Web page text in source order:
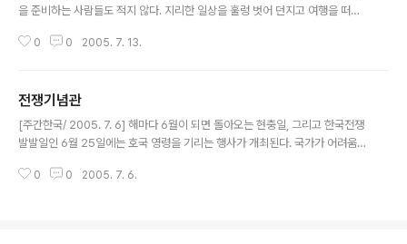
을 준비하는 사람들도 적지 않다. 지리한 일상을 훌렁 벗어 던지고 여행을 떠나
취를 한껏 담은 명소가 곳곳에 숨어있다. 여름에 가장 잘 어울리는 정열적인 중
994년 개관한 중남미문화원 병설박물관(이하 중남미박물관)은 30여 년 간 중
남미 국가 대사로 활동해온 이복형 관장이 1,500여 점의 관련 유물을 모아 설립
한 곳이다. 이 관장이 부인 홍갑표 이사와 함께 꾸려가는 중남미박물관은, 비록..
0 0 2005. 7. 13.
전쟁기념관
[주간한국/ 2005. 7. 6] 해마다 6월이 되면 돌아오는 현충일, 그리고 한국전쟁
발발일인 6월 25일에는 호국 영령을 기리는 행사가 개최된다. 국가가 어려움에
이 존재하지만, 우리는 그들에 대한 고마움을 너무 쉽게 잊고 살아간다. 그러나
0 0 2005. 7. 6.